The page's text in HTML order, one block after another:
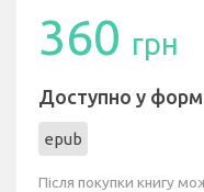
360 грн
Доступно у
epub
Після покупки книгу